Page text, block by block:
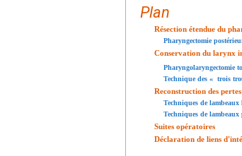
Plan
Résection étendue du
Pharyngectomie
Conservation du larynx
Pharyngolaryngectomie
Technique des « trois
Reconstruction des
Techniques de lambeaux
Techniques de lambeaux
Suites opératoires
Déclaration de liens